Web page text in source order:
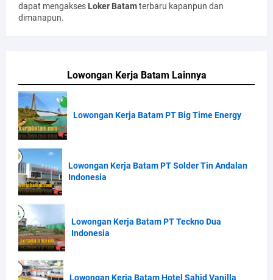
dapat mengakses Loker Batamterbaru kapanpun dan
dimanapun.
Lowongan Kerja Batam Lainnya
Lowongan Kerja Batam PT Big Time Energy
Lowongan Kerja Batam PT Solder Tin Andalan
Indonesia
Lowongan Kerja Batam PT Teckno Dua
Indonesia
Lowongan Kerja Batam Hotel Sahid Vanilla